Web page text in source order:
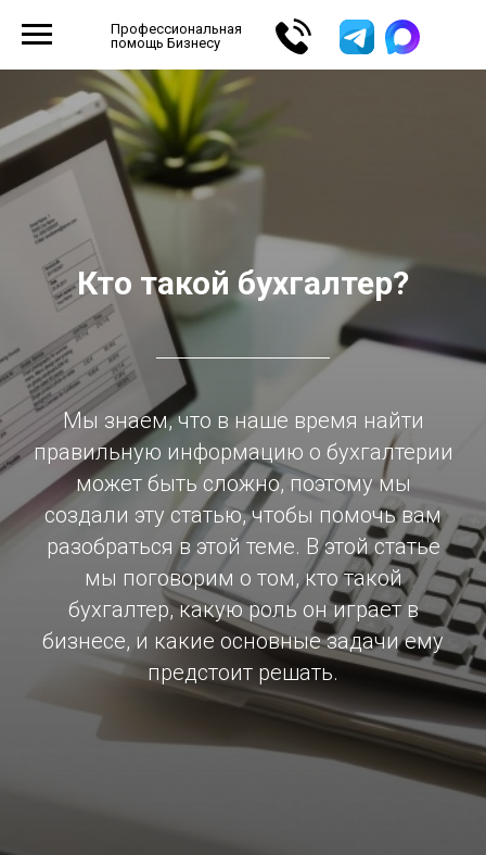
Профессиональная
помощь Бизнесу
Кто такой бухгалтер?
Мы знаем, что в наше время найти
правильную информацию о бухгалтерии
может быть сложно, поэтому мы
создали эту статью, чтобы помочь вам
разобраться в этой теме. В этой статье
мы поговорим о том, кто такой
бухгалтер, какую роль он играет в
бизнесе, и какие основные задачи ему
предстоит решать.